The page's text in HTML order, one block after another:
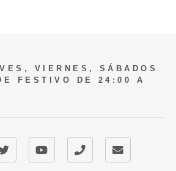
VIERNES, SÁBADOS
FESTIVO DE 24:00 A